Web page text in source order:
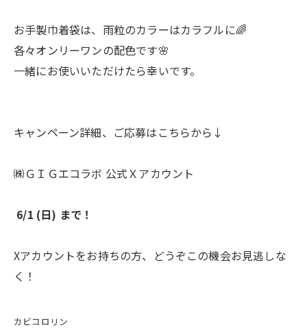
お手製巾着袋は、雨粒のカラーはカラフルに🌈
各々オンリーワンの配色です🌸
一緒にお使いいただけたら幸いです。
キャンペーン詳細、ご応募はこちらから↓
㈱ＧＩＧエコラボ 公式Ｘアカウント
6/1 (日) まで！
Xアカウントをお持ちの方、どうぞこの機会お見逃しな
く！
カビコロリン